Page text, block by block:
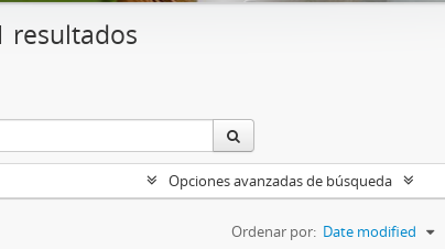
resultados
Opciones avanzadas de búsqueda
Ordenar por: Date modified